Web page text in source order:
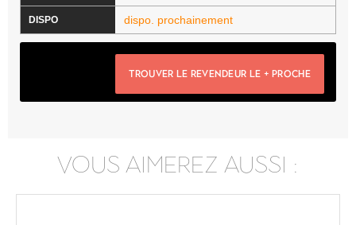
dispo. prochainement
TROUVER LE REVENDEUR LE + PROCHE
VOUS AIMEREZ AUSSI :